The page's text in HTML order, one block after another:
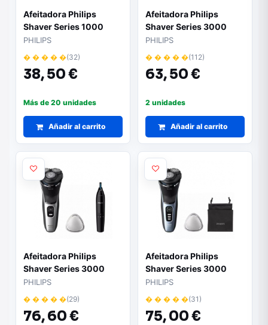
Afeitadora Philips
Shaver Series 1000
S1142/00/ con Batería /
1 Accesorio
PHILIPS
� � � � �(32)
38,50 €
Más de 20 unidades
Añadir al carrito
Afeitadora Philips
Shaver Series 3000
S3143/00/ con Batería /
2 Accesorios
PHILIPS
� � � � �(112)
63,50 €
2 unidades
Añadir al carrito
Afeitadora Philips
Shaver Series 3000
S3143/02/ con Batería /
2 Accesorios
PHILIPS
� � � � �(29)
76,60 €
Afeitadora Philips
Shaver Series 3000
S3243/12/ con Batería /
2 Accesorios
PHILIPS
� � � � �(31)
75,00 €